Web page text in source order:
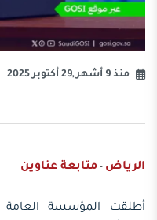
منذ 9 أشهر ,29 أكتوبر 2025
الرياض - متابعة عناوين
أطلقت المؤسسة العامة